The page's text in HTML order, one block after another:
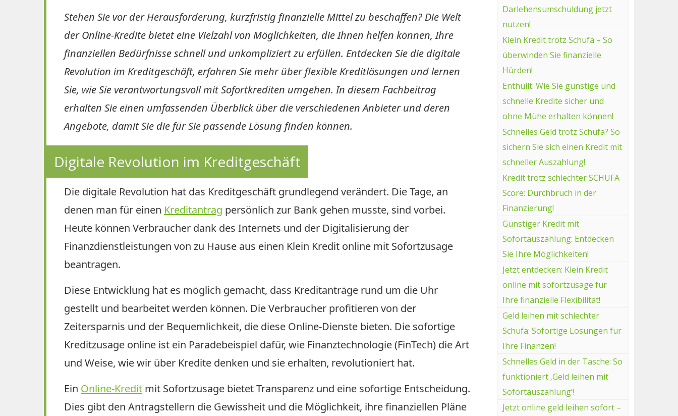
Stehen Sie vor der Herausforderung, kurzfristig finanzielle Mittel zu beschaffen? Die Welt
der Online-Kredite bietet eine Vielzahl von Möglichkeiten, die Ihnen helfen können, Ihre
finanziellen Bedürfnisse schnell und unkompliziert zu erfüllen. Entdecken Sie die digitale
Revolution im Kreditgeschäft, erfahren Sie mehr über flexible Kreditlösungen und lernen
Sie, wie Sie verantwortungsvoll mit Sofortkrediten umgehen. In diesem Fachbeitrag
erhalten Sie einen umfassenden Überblick über die verschiedenen Anbieter und deren
Angebote, damit Sie die für Sie passende Lösung finden können.
Digitale Revolution im Kreditgeschäft
Die digitale Revolution hat das Kreditgeschäft grundlegend verändert. Die Tage, an
denen man für einen Kreditantrag persönlich zur Bank gehen musste, sind vorbei.
Heute können Verbraucher dank des Internets und der Digitalisierung der
Finanzdienstleistungen von zu Hause aus einen Klein Kredit online mit Sofortzusage
beantragen.
Diese Entwicklung hat es möglich gemacht, dass Kreditanträge rund um die Uhr
gestellt und bearbeitet werden können. Die Verbraucher profitieren von der
Zeitersparnis und der Bequemlichkeit, die diese Online-Dienste bieten. Die sofortige
Kreditzusage online ist ein Paradebeispiel dafür, wie Finanztechnologie (FinTech) die Art
und Weise, wie wir über Kredite denken und sie erhalten, revolutioniert hat.
Ein Online-Kredit mit Sofortzusage bietet Transparenz und eine sofortige Entscheidung.
Dies gibt den Antragstellern die Gewissheit und die Möglichkeit, ihre finanziellen Pläne
Darlehensumschuldung jetzt
nutzen!
Klein Kredit trotz Schufa – So
überwinden Sie finanzielle
Hürden!
Enthüllt: Wie Sie günstige und
schnelle Kredite sicher und
ohne Mühe erhalten können!
Schnelles Geld trotz Schufa? So
sichern Sie sich einen Kredit mit
schneller Auszahlung!
Kredit trotz schlechter SCHUFA
Score: Durchbruch in der
Finanzierung!
Günstiger Kredit mit
Sofortauszahlung: Entdecken
Sie Ihre Möglichkeiten!
Jetzt entdecken: Klein Kredit
online mit sofortzusage für
Ihre finanzielle Flexibilität!
Geld leihen mit schlechter
Schufa: Sofortige Lösungen für
Ihre Finanzen!
Schnelles Geld in der Tasche: So
funktioniert ‚Geld leihen mit
Sofortauszahlung‘!
Jetzt online geld leihen sofort –